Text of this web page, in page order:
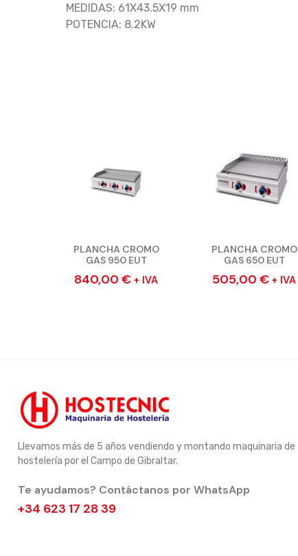
MEDIDAS: 61X43.5X19 mm
POTENCIA: 8.2KW
PLANCHA CROMO
GAS 950 EUT
840,00 € + IVA
PLANCHA CROMO
GAS 650 EUT
505,00€ + IVA
Llevamos más de 5 años vendiendo y montando maquinaria de
hostelería por el Campo de Gibraltar.
Te ayudamos? Contáctanos por WhatsApp
+34 623 17 28 39